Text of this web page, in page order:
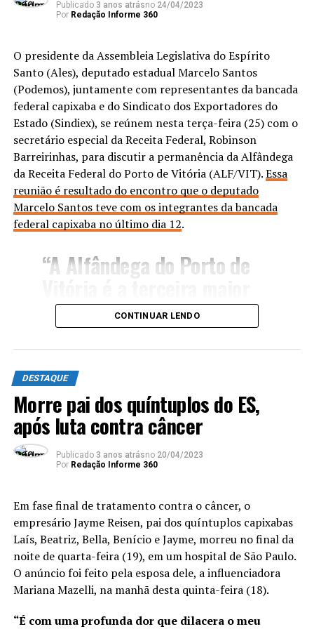
Publicado 3 anos atrásno 24/04/2023
Por Redação Informe 360
O presidente da Assembleia Legislativa do Espírito
Santo (Ales), deputado estadual Marcelo Santos
(Podemos), juntamente com representantes da bancada
federal capixaba e do Sindicato dos Exportadores do
Estado (Sindiex), se reúnem nesta terça-feira (25) com o
secretário especial da Receita Federal, Robinson
Barreirinhas, para discutir a permanência da Alfândega
da Receita Federal do Porto de Vitória (ALF/VIT).Essa
reunião é resultado do encontro que o deputado
Marcelo Santos teve com os integrantes da bancada
federal capixaba no último dia 12.
“A Alfândega do Porto de
em volume de importações
e a segunda maior em valor
médio de Declarações de
Importação (DI) no Brasil.
Além disso, a unidade é
responsável pelo controle
de 22 instalações e
recintos alfandegados no
Espírito Santo e atuará em
novos projetos portuários
em execução, como o Porto
da Imetame, com data de
início de operação para
2025. No ano passado, os
CONTINUAR LENDO
DESTAQUE
Morre pai dos quíntuplos do ES,
após luta contra câncer
Publicado 3 anos atrásno 20/04/2023
Por Redação Informe 360
Em fase final de tratamento contra o câncer, o
empresário Jayme Reisen, pai dos quíntuplos capixabas
Laís, Beatriz, Bella, Benício e Jayme, morreu no final da
noite de quarta-feira (19), em um hospital de São Paulo.
O anúncio foi feito pela esposa dele, a influenciadora
Mariana Mazelli, na manhã desta quinta-feira (18).
“É com uma profunda dor que dilacera o meu